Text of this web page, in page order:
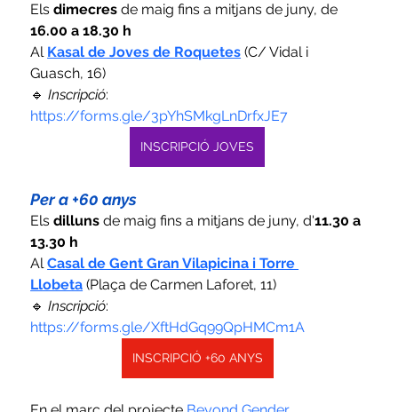
Els dimecres de maig fins a mitjans de juny, de
16.00 a 18.30 h
Al Kasal de Joves de Roquetes (C/ Vidal i
Guasch, 16)
🔹 Inscripció:
https://forms.gle/3pYhSMkgLnDrfxJE7
INSCRIPCIÓ JOVES
Per a +60 anys
Els dilluns de maig fins a mitjans de juny, d'11.30 a
13.30 h
Al Casal de Gent Gran Vilapicina i Torre
Llobeta (Plaça de Carmen Laforet, 11)
🔹 Inscripció:
https://forms.gle/XftHdGq99QpHMCm1A
INSCRIPCIÓ +60 ANYS